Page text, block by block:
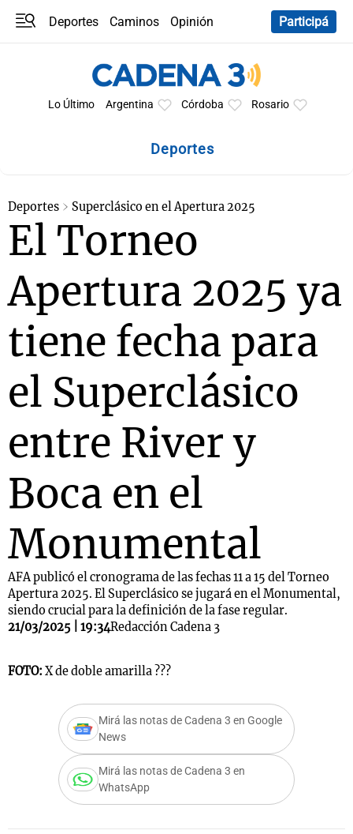
Deportes Caminos
Opinión
Participá
Lo Último Argentina Córdoba Rosario
Deportes
Deportes Superclásico en el Apertura 2025
El Torneo
Apertura 2025 ya
tiene fecha para
el Superclásico
entre River y
Boca en el
Monumental
AFA publicó el cronograma de las fechas 11 a 15 del Torneo
Apertura 2025. El Superclásico se jugará en el Monumental,
siendo crucial para la definición de la fase regular.
21/03/2025 | 19:34Redacción Cadena 3
FOTO: X de doble amarilla ???
Mirá las notas de Cadena 3 en Google
News
Mirá las notas de Cadena 3 en
WhatsApp
Notas
Notas